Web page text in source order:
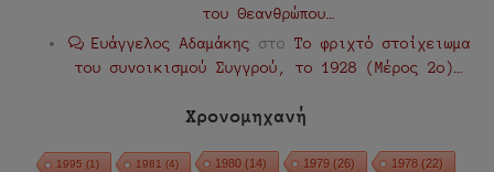
του Θεανθρώπου…
Ευάγγελος Αδαμάκης στο Το φριχτό στοίχειωμα
του συνοικισμού Συγγρού, το 1928 (Μέρος 2ο)…
Χρονομηχανή
1995 (1) 1981 (4) 1980 (14) 1979 (26) 1978 (22)